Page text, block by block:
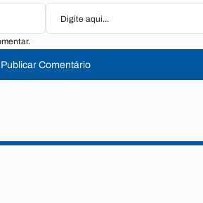
Publicar Comentário